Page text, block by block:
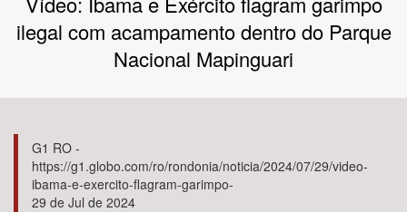
Povo Indígena
Bioma / Bacia
Tema
Subtema
ilegal com acampamento dentro do Parque
Nacional Mapinguari
G1 RO -
https://g1.globo.com/ro/rondonia/noticia/2024/07/29/video-
ibama-e-exercito-flagram-garimpo-
29 de Jul de 2024